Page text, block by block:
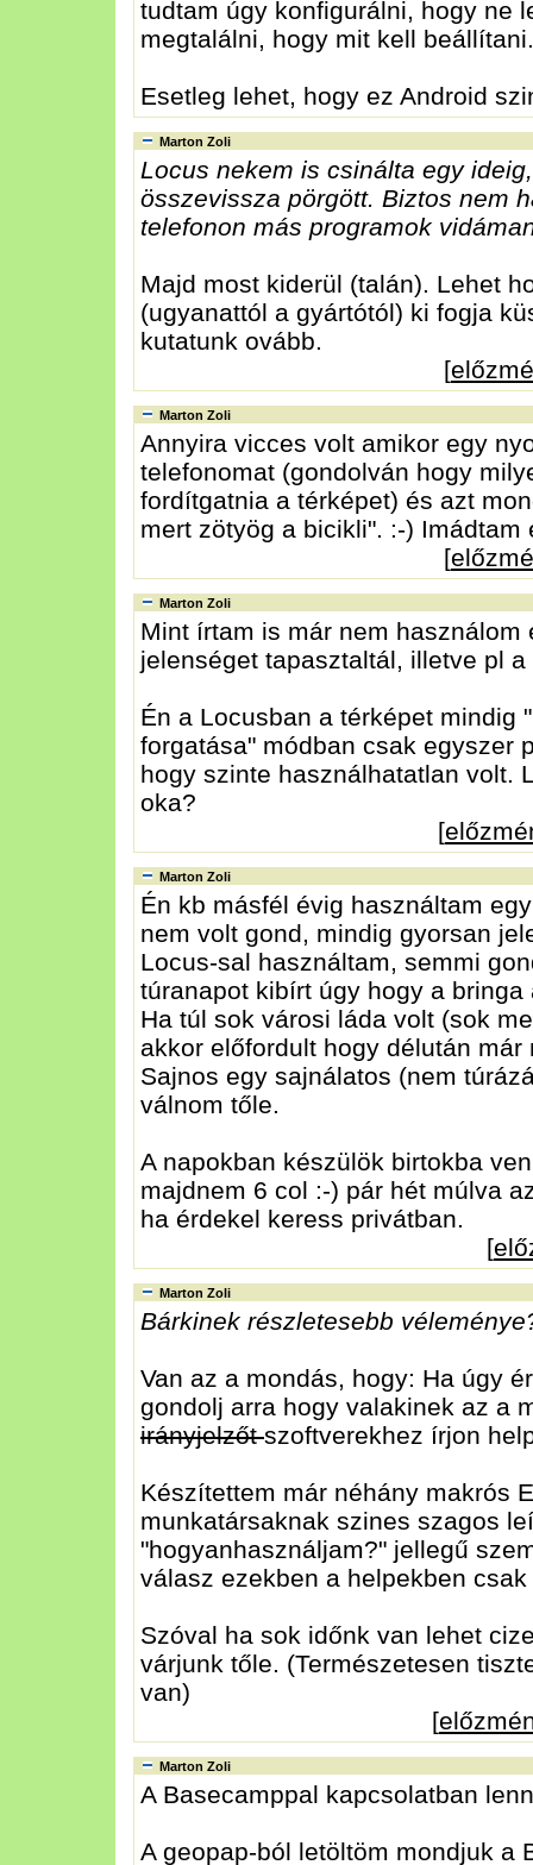
tudtam úgy konfigurálni, hogy ne
megtalálni, hogy mit kell beállítani.
Esetleg lehet, hogy ez Android
Marton Zoli
Locus nekem is csinálta egy
összevissza pörgött. Biztos nem
telefonon más programok
Majd most kiderül (talán). Lehet
(ugyanattól a gyártótól) ki fogja
kutatunk ovább.
[
Marton Zoli
Annyira vicces volt amikor egy
telefonomat (gondolván hogy
fordítgatnia a térképet) és azt
mert zötyög a bicikli". :-) Imádtam
[
Marton Zoli
Mint írtam is már nem
jelenséget tapasztaltál, illetve pl
Én a Locusban a térképet mindig
forgatása" módban csak egyszer
hogy szinte használhatatlan volt.
oka?
[
Marton Zoli
Én kb másfél évig használtam
nem volt gond, mindig gyorsan
Locus-sal használtam, semmi
túranapot kibírt úgy hogy a
Ha túl sok városi láda volt (sok
akkor előfordult hogy délután
Sajnos egy sajnálatos (nem
válnom tőle.
A napokban készülök birtokba
majdnem 6 col :-) pár hét múlva
ha érdekel keress privátban.
[
Marton Zoli
Bárkinek részletesebb
Van az a mondás, hogy: Ha úgy
gondolj arra hogy valakinek az a
irányjelzőtszoftverekhez írjon
Készítettem már néhány makrós
munkatársaknak szines szagos
"hogyanhasználjam?" jellegű
válasz ezekben a helpekben
Szóval ha sok időnk van lehet
várjunk tőle. (Természetesen
van)
[
Marton Zoli
A Basecamppal kapcsolatban
A geopap-ból letöltöm mondjuk a